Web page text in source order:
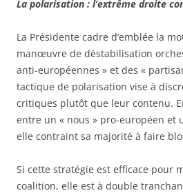
La polarisation : l’extrême droite
La Présidente cadre d’emblée la
manœuvre de déstabilisation
anti-européennes » et des «
tactique de polarisation vise à
critiques plutôt que leur contenu.
entre un « nous » pro-européen et
elle contraint sa majorité à faire
Si cette stratégie est efficace pour
coalition, elle est à double